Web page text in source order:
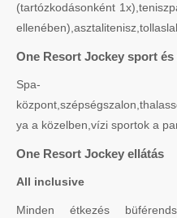
(tartózkodásonként
One Resort Jockey sport
Spa-
ya a közelben,vízi sportok a
One Resort Jockey ellátás
All inclusive
Minden étkezés